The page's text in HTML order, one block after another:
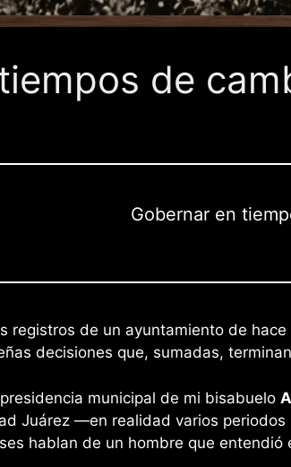
de
Gobernar en
registros de un ayuntamiento de
decisiones que, sumadas,
municipal de mi bisabuelo
Juárez —en realidad varios periodos
hablan de un hombre que entendió